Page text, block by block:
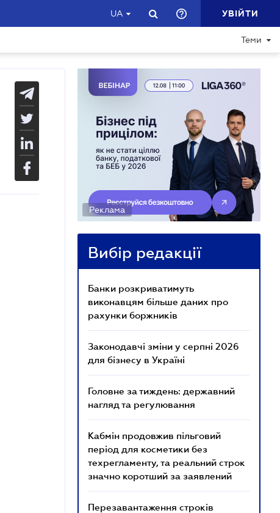
UA УВІЙТИ
Теми
Реклама
Вибір редакції
Банки розкриватимуть
виконавцям більше даних про
рахунки боржників
Законодавчі зміни у серпні 2026
для бізнесу в Україні
Головне за тиждень: державний
нагляд та регулювання
Кабмін продовжив пільговий
період для косметики без
техрегламенту, та реальний строк
значно коротший за заявлений
Перезавантаження строків